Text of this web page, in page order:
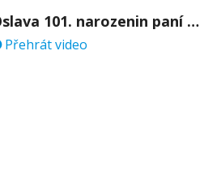
Oslava 101. narozenin paní Věry Skořepové
Přehrát video